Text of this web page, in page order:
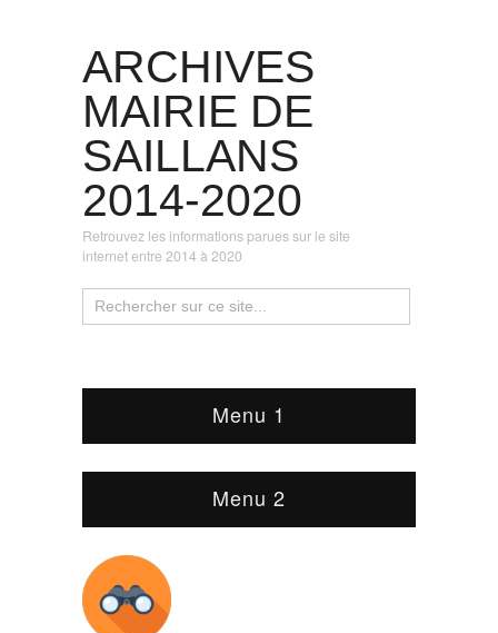
ARCHIVES
MAIRIE DE
SAILLANS
2014-2020
Retrouvez les informations parues sur le site
internet entre 2014 à 2020
Menu 1
Menu 2